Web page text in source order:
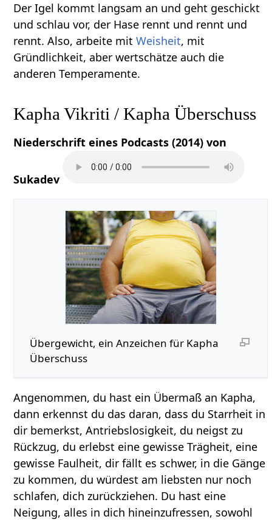
Der Igel kommt langsam an und geht geschickt
und schlau vor, der Hase rennt und rennt und
rennt. Also, arbeite mitWeisheit, mit
Gründlichkeit, aber wertschätze auch die
anderen Temperamente.
Kapha Vikriti / Kapha Überschuss
Niederschrift eines Podcasts (2014) von
Sukadev
Übergewicht, ein Anzeichen für Kapha
Überschuss
Angenommen, du hast ein Übermaß an Kapha,
dann erkennst du das daran, dass du Starrheit in
dir bemerkst, Antriebslosigkeit, du neigst zu
Rückzug, du erlebst eine gewisse Trägheit, eine
gewisse Faulheit, dir fällt es schwer, in die Gänge
zu kommen, du würdest am liebsten nur noch
schlafen, dich zurückziehen. Du hast eine
Neigung, alles in dich hineinzufressen, sowohl